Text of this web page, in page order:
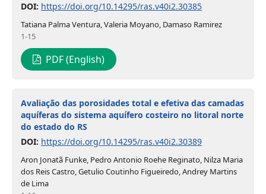
DOI: https://doi.org/10.14295/ras.v40i2.30385
Tatiana Palma Ventura, Valeria Moyano, Damaso Ramirez
1-15
PDF (English)
Avaliação das porosidades total e efetiva das camadas
aquíferas do sistema aquífero costeiro no litoral norte
do estado do RS
DOI: https://doi.org/10.14295/ras.v40i2.30389
Aron Jonatã Funke, Pedro Antonio Roehe Reginato, Nilza Maria
dos Reis Castro, Getulio Coutinho Figueiredo, Andrey Martins
de Lima